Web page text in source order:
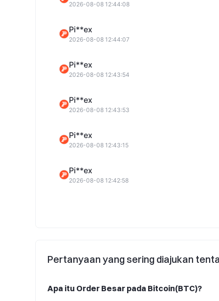
U**it
Bi**mb
B**gx
Pi**ex
Co**ge
2026-08-08 12:44:08
Pi**ex
2026-08-08 12:44:07
Pi**ex
2026-08-08 12:43:54
Pi**ex
2026-08-08 12:43:53
Pi**ex
2026-08-08 12:43:15
Pi**ex
2026-08-08 12:42:58
Pertanyaan yang sering diajukan
Apa itu Order Besar pada Bitcoin(BTC)?